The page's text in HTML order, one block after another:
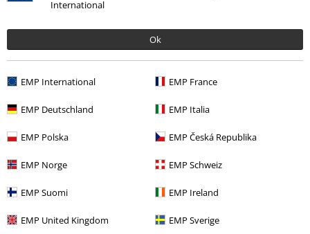
International
Ok
EMP International EMP France
EMP Deutschland EMP Italia
EMP Polska EMP Česká Republika
EMP Norge EMP Schweiz
EMP Suomi EMP Ireland
EMP United Kingdom EMP Sverige
UVP 99,99 €
Mehr Kategorien. Mehr Möglichkeiten.